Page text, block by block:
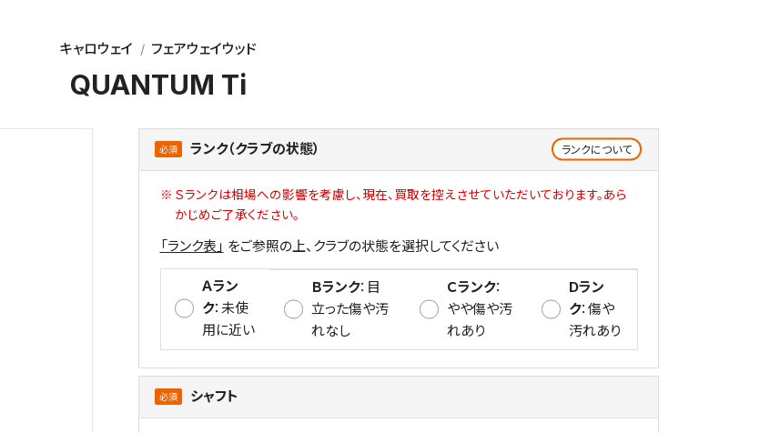
キャロウェイ フェアウェイウッド
QUANTUM Ti
ランク（クラブの状態） ランクについて
Ｓランクは相場への影響を考慮し、現在、買取を控えさせていただいております。あら
かじめご了承ください。
「ランク表」 をご参照の上、クラブの状態を選択してください
Ａラン
ク：未使
⽤に近い
Ｂランク：⽬
⽴った傷や汚
れなし
Ｃランク：
やや傷や汚
れあり
Dラン
ク：傷や
汚れあり
シャフト